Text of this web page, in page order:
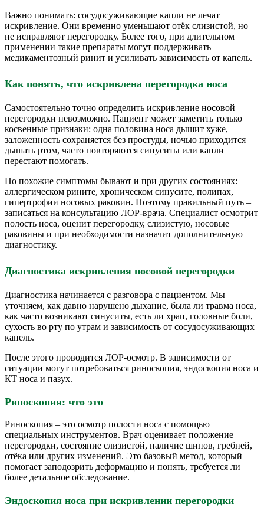
Важно понимать: сосудосуживающие капли не лечат
искривление. Они временно уменьшают отёк слизистой, но
не исправляют перегородку. Более того, при длительном
применении такие препараты могут поддерживать
медикаментозный ринит и усиливать зависимость от капель.
Как понять, что искривлена перегородка носа
Самостоятельно точно определить искривление носовой
перегородки невозможно. Пациент может заметить только
косвенные признаки: одна половина носа дышит хуже,
заложенность сохраняется без простуды, ночью приходится
дышать ртом, часто повторяются синуситы или капли
перестают помогать.
Но похожие симптомы бывают и при других состояниях:
аллергическом рините, хроническом синусите, полипах,
гипертрофии носовых раковин. Поэтому правильный путь –
записаться на консультацию ЛОР-врача. Специалист осмотрит
полость носа, оценит перегородку, слизистую, носовые
раковины и при необходимости назначит дополнительную
диагностику.
Диагностика искривления носовой перегородки
Диагностика начинается с разговора с пациентом. Мы
уточняем, как давно нарушено дыхание, была ли травма носа,
как часто возникают синуситы, есть ли храп, головные боли,
сухость во рту по утрам и зависимость от сосудосуживающих
капель.
После этого проводится ЛОР-осмотр. В зависимости от
ситуации могут потребоваться риноскопия, эндоскопия носа и
КТ носа и пазух.
Риноскопия: что это
Риноскопия – это осмотр полости носа с помощью
специальных инструментов. Врач оценивает положение
перегородки, состояние слизистой, наличие шипов, гребней,
отёка или других изменений. Это базовый метод, который
помогает заподозрить деформацию и понять, требуется ли
более детальное обследование.
Эндоскопия носа при искривлении перегородки